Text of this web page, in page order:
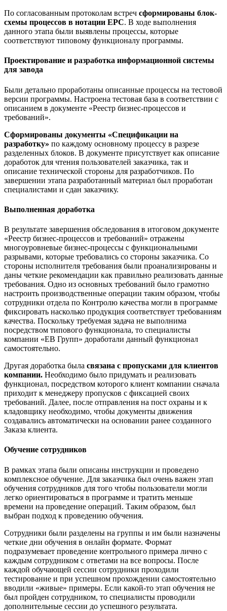
По согласованным протоколам встреч сформированы блок-
схемы процессов в нотации EPC. В ходе выполнения
данного этапа были выявлены процессы, которые
соответствуют типовому функционалу программы.
Проектирование и разработка информационной системы
для завода
Были детально проработаны описанные процессы на тестовой
версии программы. Настроена тестовая база в соответствии с
описанием в документе «Реестр бизнес-процессов и
требований».
Сформированы документы «Спецификации на
разработку» по каждому основному процессу в разрезе
разделенных блоков. В документе присутствует как описание
доработок для чтения пользователей заказчика, так и
описание технической стороны для разработчиков. По
завершении этапа разработанный материал был проработан
специалистами и сдан заказчику.
Выполненная доработка
В результате завершения обследования в итоговом документе
«Реестр бизнес-процессов и требований» отражены
многоуровневые бизнес-процессы с функциональными
разрывами, которые требовались со стороны заказчика. Со
стороны исполнителя требования были проанализированы и
даны четкие рекомендации как правильно реализовать данные
требования. Одно из основных требований было грамотно
настроить производственные операции таким образом, чтобы
сотрудники отдела по Контролю качества могли в программе
фиксировать насколько продукция соответствует требованиям
качества. Поскольку требуемая задача не выполнима
посредством типового функционала, то специалисты
компании «ЕВ Групп» доработали данный функционал
самостоятельно.
Другая доработка была связана с пропусками для клиентов
компании. Необходимо было придумать и реализовать
функционал, посредством которого клиент компании сначала
приходит к менеджеру пропусков с фиксацией своих
требований. Далее, после отправления на пост охраны и к
кладовщику необходимо, чтобы документы движения
создавались автоматически на основании ранее созданного
Заказа клиента.
Обучение сотрудников
В рамках этапа были описаны инструкции и проведено
комплексное обучение. Для заказчика был очень важен этап
обучения сотрудников для того чтобы пользователи могли
легко ориентироваться в программе и тратить меньше
времени на проведение операций. Таким образом, был
выбран подход к проведению обучения.
Сотрудники были разделены на группы и им были назначены
четкие дни обучения в онлайн формате. Формат
подразумевает проведение контрольного примера лично с
каждым сотрудником с ответами на все вопросы. После
каждой обучающей сессии сотрудники проходили
тестирование и при успешном прохождении самостоятельно
вводили «живые» примеры. Если какой-то этап обучения не
был пройден сотрудником, то специалисты проводили
дополнительные сессии до успешного результата.